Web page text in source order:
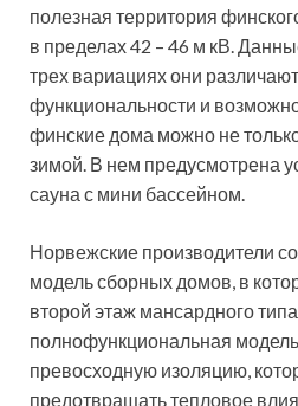
полезная территория
в пределах 42 – 46 м кВ.
трех вариациях они
функциональности и
финские дома можно не
зимой. В нем предусмотрена
сауна с мини бассейном.
Норвежские производители
модель сборных домов, в
второй этаж мансардного
полнофункциональная
превосходную изоляцию,
предотвращать тепловое